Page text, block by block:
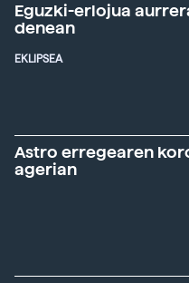
Eguzki-erlojua
denean
EKLIPSEA
Astro erregearen
agerian